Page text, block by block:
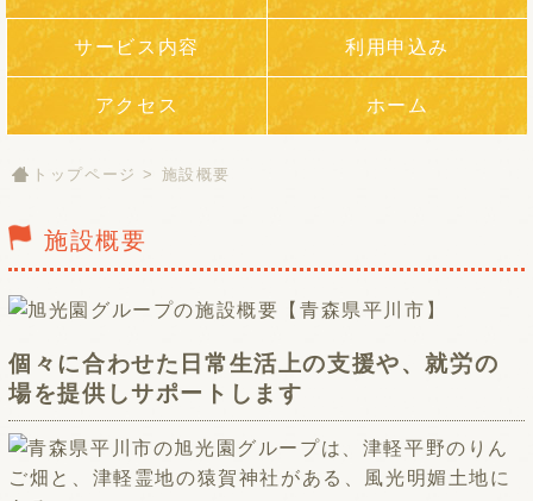
サービス内容 利用申込み
アクセス ホーム
トップページ > 施設概要
施設概要
個々に合わせた日常生活上の支援や、就労の
場を提供しサポートします